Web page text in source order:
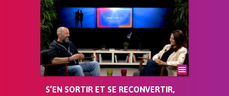
S’EN SORTIR ET SE RECONVERTIR,